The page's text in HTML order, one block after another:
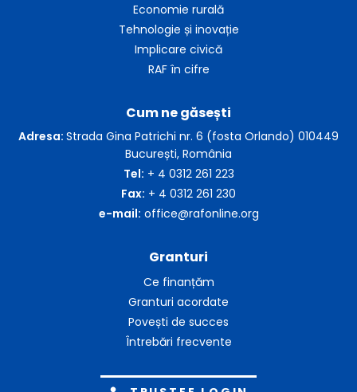
Economie rurală
Tehnologie și inovație
Implicare civică
RAF în cifre
Granturi
Ce finanțăm
Granturi acordate
Povești de succes
Întrebări frecvente
Cum ne găsești
Adresa: Strada Gina Patrichi nr. 6 (fosta Orlando) 010449
București, România
Tel: + 4 0312 261 223
Fax: + 4 0312 261 230
e-mail: office@rafonline.org